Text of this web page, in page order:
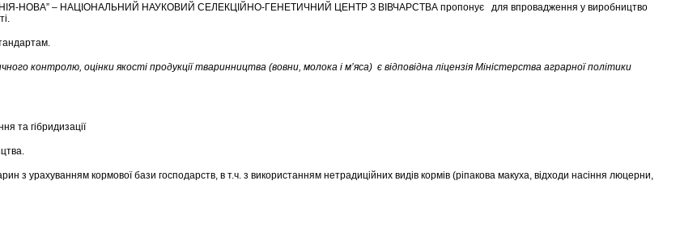
НОВА” – НАЦІОНАЛЬНИЙ НАУКОВИЙ СЕЛЕКЦІЙНО-ГЕНЕТИЧНИЙ ЦЕНТР З ВІВЧАРСТВА пропонує для впровадження у виробництво
контролю, оцінки якості продукції тваринництва (вовни, молока і м’яса) є відповідна ліцензія Міністерства аграрної політики
та гібридизації
з урахуванням кормової бази господарств, в т.ч. з використанням нетрадиційних видів кормів (ріпакова макуха, відходи насіння люцерни,